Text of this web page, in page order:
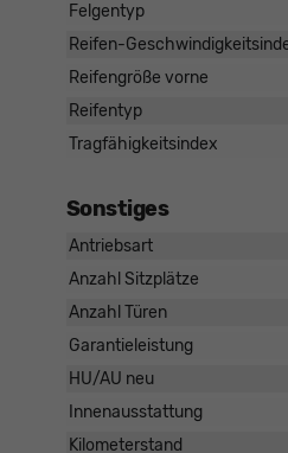
Felgentyp
Reifen-
Reifengröße vorne
Reifentyp
Tragfähigkeitsindex
Sonstiges
Antriebsart
Anzahl Sitzplätze
Anzahl Türen
Garantieleistung
HU/AU neu
Innenausstattung
Kilometerstand